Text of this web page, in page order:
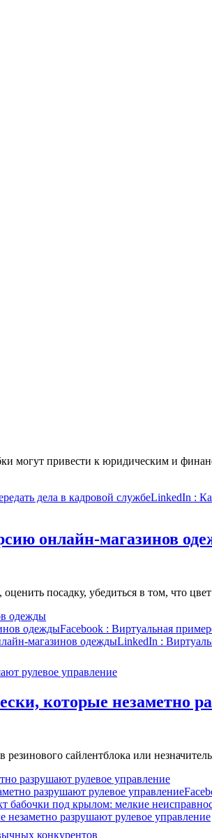
могут привести к юридическим и
дела в кадровой службеLinkedIn :
онлайн-магазинов
посадку, убедиться в том, что
одежды
одеждыFacebook : Виртуальная
магазинов одеждыLinkedIn :
которые незаметно
сайлентблока или
разрушают рулевое управление
разрушают рулевое управление
бабочки под крылом: мелкие
разрушают рулевое управление